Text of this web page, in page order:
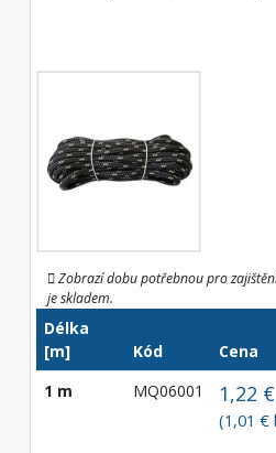
Zobrazí dobu potřebnou pro
je skladem.
Délka
[m]
Kód
Cena
1 m
MQ06001 1,22 €
(1,01 €